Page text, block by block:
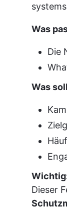
Was
Die
Was
Dieser